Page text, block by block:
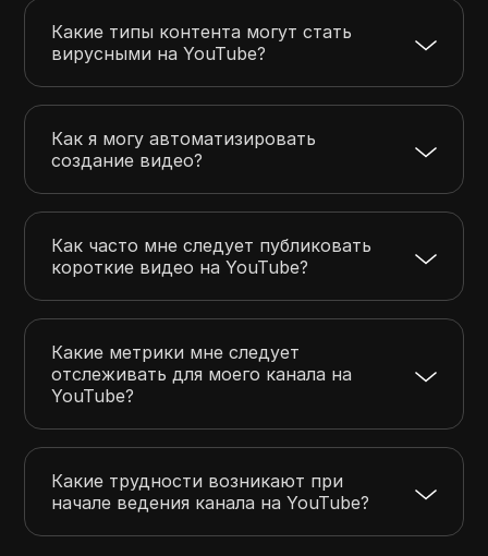
Какие типы контента могут стать
вирусными на YouTube?
Как я могу автоматизировать
создание видео?
Как часто мне следует публиковать
короткие видео на YouTube?
Какие метрики мне следует
отслеживать для моего канала на
YouTube?
Какие трудности возникают при
начале ведения канала на YouTube?